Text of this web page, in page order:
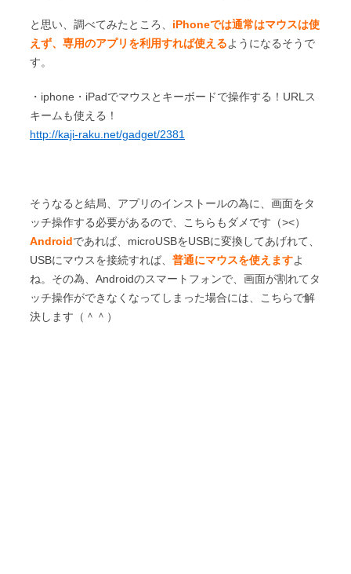
と思い、調べてみたところ、 iPhoneでは通常はマウスは使
えず、専用のアプリを利用すれば使えるようになるそうで
す。
・iphone・iPadでマウスとキーボードで操作する！URLス
キームも使える！
http://kaji-raku.net/gadget/2381
そうなると結局、アプリのインストールの為に、画面をタ
ッチ操作する必要があるので、こちらもダメです（><）
Androidであれば、microUSBをUSBに変換してあげれて、
USBにマウスを接続すれば、 普通にマウスを使えますよ
ね。その為、Androidのスマートフォンで、画面が割れてタ
ッチ操作ができなくなってしまった場合には、こちらで解
決します（＾＾）